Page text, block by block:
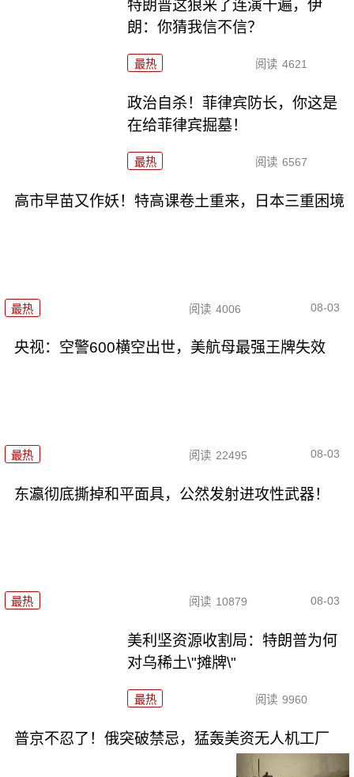
特朗普这狼来了连演十遍，伊
朗：你猜我信不信？
最热 阅读 4621
政治自杀！菲律宾防长，你这是
在给菲律宾掘墓！
最热 阅读 6567
高市早苗又作妖！特高课卷土重来，日本三重困境
最热 阅读 4006 08-03
央视：空警600横空出世，美航母最强王牌失效
最热 阅读 22495 08-03
东瀛彻底撕掉和平面具，公然发射进攻性武器！
最热 阅读 10879 08-03
美利坚资源收割局：特朗普为何
对乌稀土\"摊牌\"
最热 阅读 9960
普京不忍了！俄突破禁忌，猛轰美资无人机工厂